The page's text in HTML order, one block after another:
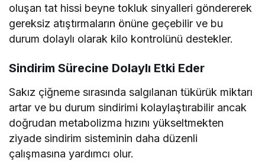
oluşan tat hissi beyne tokluk sinyalleri göndererek
gereksiz atıştırmaların önüne geçebilir ve bu
durum dolaylı olarak kilo kontrolünü destekler.
Sindirim Sürecine Dolaylı Etki Eder
Sakız çiğneme sırasında salgılanan tükürük miktarı
artar ve bu durum sindirimi kolaylaştırabilir ancak
doğrudan metabolizma hızını yükseltmekten
ziyade sindirim sisteminin daha düzenli
çalışmasına yardımcı olur.